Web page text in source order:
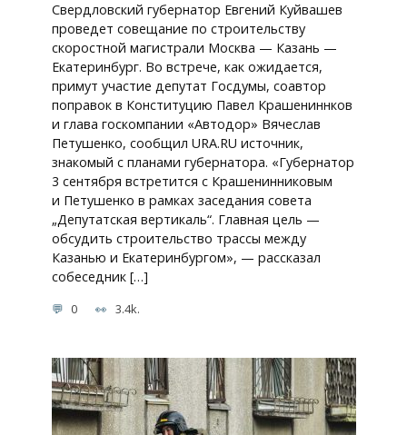
Свердловский губернатор Евгений Куйвашев
проведет совещание по строительству
скоростной магистрали Москва — Казань —
Екатеринбург. Во встрече, как ожидается,
примут участие депутат Госдумы, соавтор
поправок в Конституцию Павел Крашениннков
и глава госкомпании «Автодор» Вячеслав
Петушенко, сообщил URA.RU источник,
знакомый с планами губернатора. «Губернатор
3 сентября встретится с Крашенинниковым
и Петушенко в рамках заседания совета
„Депутатская вертикаль“. Главная цель —
обсудить строительство трассы между
Казанью и Екатеринбургом», — рассказал
собеседник […]
0 3.4k.